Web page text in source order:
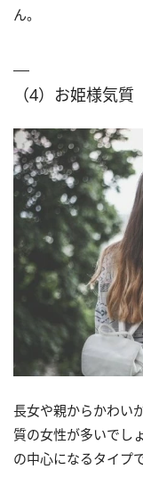
ん。
（4）お姫様気質
長女や親からかわい
質の女性が多いでし
の中心になるタイプで